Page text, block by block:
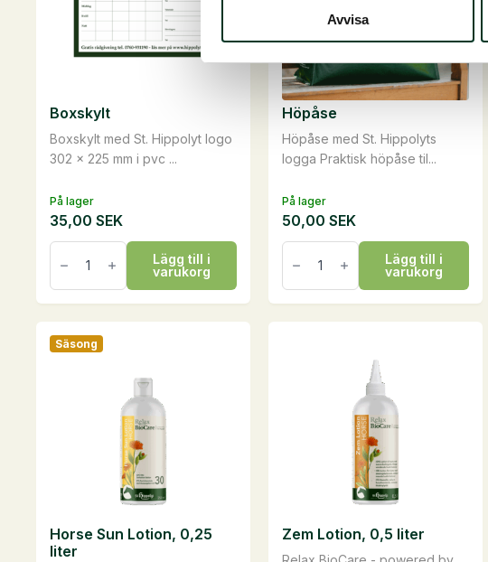
Avvisa
På lager
Boxskylt med St. Hippolyt logo
302 x 225 mm i pvc ...
Boxskylt
35,00 SEK
Boxskylt
mängd
Lägg till i
varukorg
På lager
Höpåse med St. Hippolyts
logga Praktisk höpåse til...
Höpåse
50,00 SEK
Höpåse
mängd
Lägg till i
varukorg
Säsong
Horse Sun Lotion, 0,25
liter
Zem Lotion, 0,5 liter